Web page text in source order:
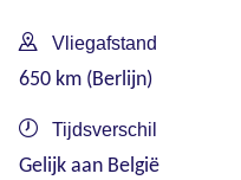
Vliegafstand
650 km (Berlijn)
Tijdsverschil
Gelijk aan België